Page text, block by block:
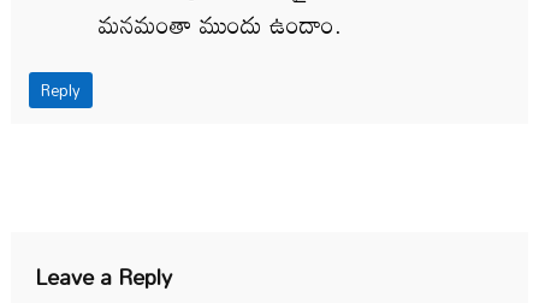
మనమంతా ముందు ఉందాం.
Reply
Leave a Reply